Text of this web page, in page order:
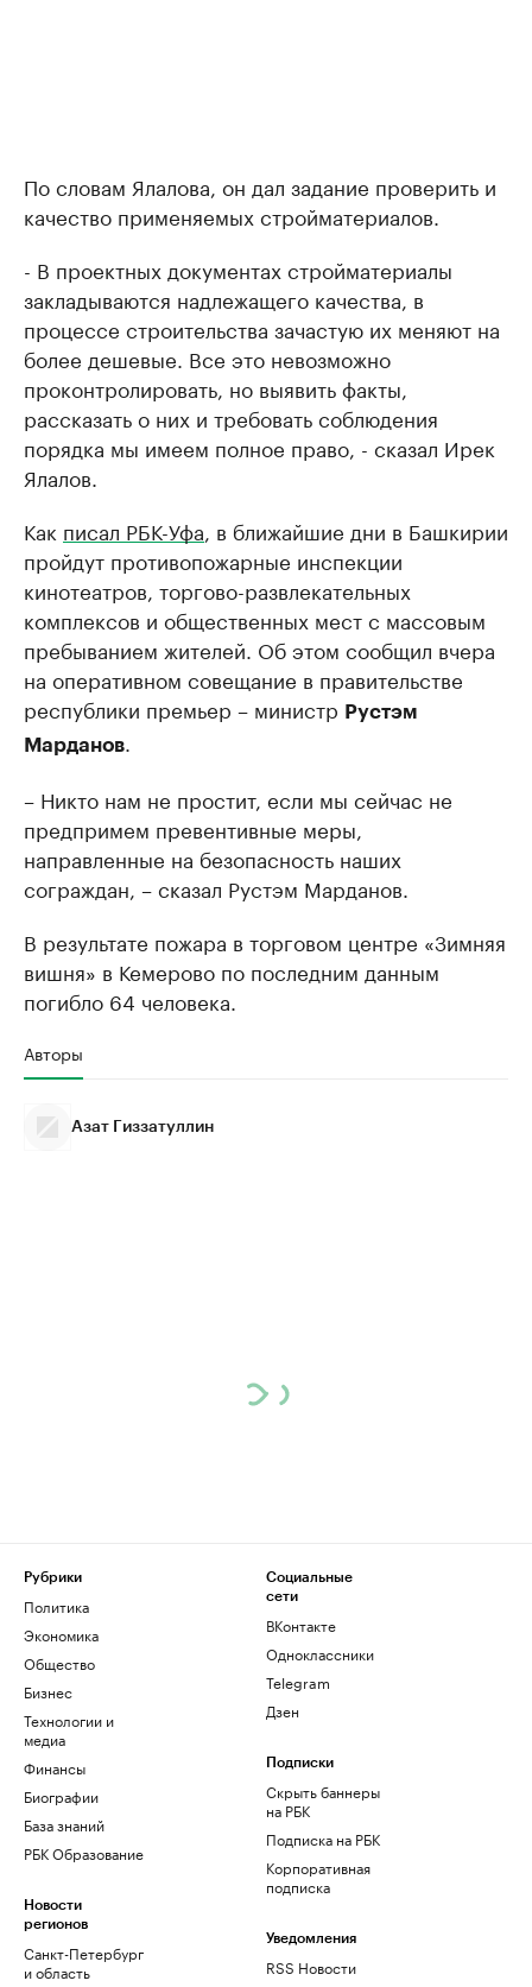
По словам Ялалова, он дал задание проверить и
качество применяемых стройматериалов.
- В проектных документах стройматериалы
закладываются надлежащего качества, в
процессе строительства зачастую их меняют на
более дешевые. Все это невозможно
проконтролировать, но выявить факты,
рассказать о них и требовать соблюдения
порядка мы имеем полное право, - сказал Ирек
Ялалов.
Как писал РБК-Уфа, в ближайшие дни в Башкирии
пройдут противопожарные инспекции
кинотеатров, торгово-развлекательных
комплексов и общественных мест с массовым
пребыванием жителей. Об этом сообщил вчера
на оперативном совещание в правительстве
республики премьер – министр Рустэм
Марданов.
– Никто нам не простит, если мы сейчас не
предпримем превентивные меры,
направленные на безопасность наших
сограждан, – сказал Рустэм Марданов.
В результате пожара в торговом центре «Зимняя
вишня» в Кемерово по последним данным
погибло 64 человека.
Авторы
Азат Гиззатуллин
Рубрики
Политика
Экономика
Общество
Бизнес
Технологии и
медиа
Финансы
Биографии
База знаний
РБК Образование
Новости
регионов
Санкт-Петербург
и область
Социальные
сети
ВКонтакте
Одноклассники
Telegram
Дзен
Подписки
Скрыть баннеры
на РБК
Подписка на РБК
Корпоративная
подписка
Уведомления
RSS Новости